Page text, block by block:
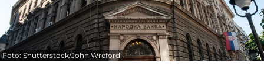
Foto: Shutterstock/John Wreford